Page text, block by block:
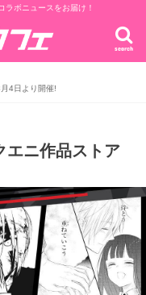
ラボニュースをお届け！
search
4日より開催!
エニ作品ストア